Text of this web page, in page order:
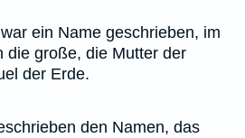
ein Name geschrieben, im
die große, die Mutter der
der Erde.
den Namen, das